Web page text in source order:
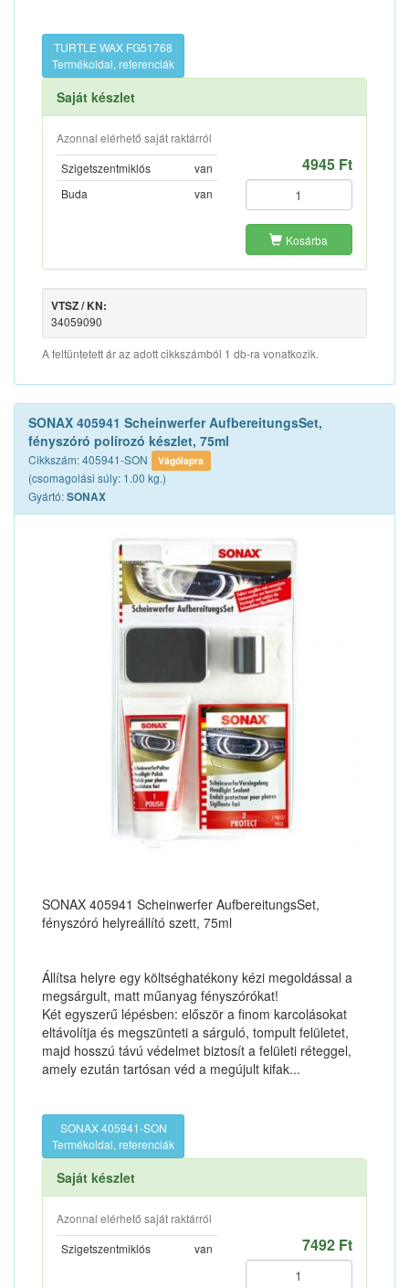
TURTLE WAX FG51768
Termékoldal, referenciák
Saját készlet
Azonnal elérhető saját raktárról
Szigetszentmiklós
van
Buda
van
4945 Ft
Kosárba
VTSZ / KN:
34059090
A feltüntetett ár az adott cikkszámból 1 db-ra vonatkozik.
SONAX 405941 Scheinwerfer AufbereitungsSet,
fényszóró polírozó készlet, 75ml
Cikkszám: 405941-SON Vágólapra
(csomagolási súly: 1.00 kg.)
Gyártó:SONAX
SONAX 405941 Scheinwerfer AufbereitungsSet,
fényszóró helyreállító szett, 75ml
Állítsa helyre egy költséghatékony kézi megoldással a
megsárgult, matt műanyag fényszórókat!
Két egyszerű lépésben: először a finom karcolásokat
eltávolítja és megszünteti a sárguló, tompult felületet,
majd hosszú távú védelmet biztosít a felületi réteggel,
amely ezután tartósan véd a megújult kifak...
SONAX 405941-SON
Termékoldal, referenciák
Saját készlet
Azonnal elérhető saját raktárról
Szigetszentmiklós
van 7492 Ft